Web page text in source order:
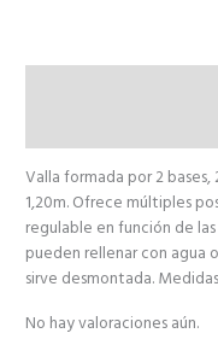
Valla formada por 2 bases,
1,20m. Ofrece múltiples
regulable en función de las
pueden rellenar con agua
sirve desmontada.
No hay valoraciones aún.